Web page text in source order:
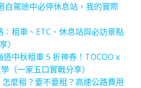
自駕途中必停休息站，我的實際
租車、ETC、休息站與必訪景點
）
中秋租車 5 折神券！TOCOO x
（一家五口實戰分享）
怎麼租？要不要租？高速公路費用